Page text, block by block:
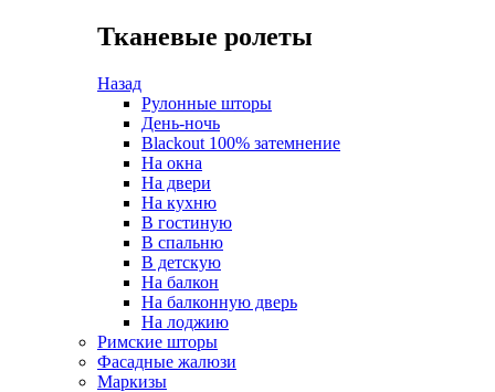
Тканевые ролеты
Назад
Рулонные шторы
День-ночь
Blackout 100% затемнение
На окна
На двери
На кухню
В гостиную
В спальню
В детскую
На балкон
На балконную дверь
На лоджию
Римские шторы
Фасадные жалюзи
Маркизы